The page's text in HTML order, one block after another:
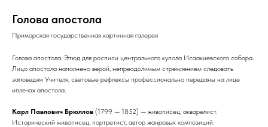
Голова апостола
Приморская государственная картинная галерея
Голова апостола. Этюд для росписи центрального купола Исаакиевского собора.
Лицо апостола наполнено верой, непреодолимым стремлением следовать
заповедям Учителя, световые рефлексы профессионально переданы на лице
иплечах апостола.
Карл Павлович Брюллов (1799 — 1852) — живописец, акварелист.
Исторический живописец, портретист, автор жанровых композиций.